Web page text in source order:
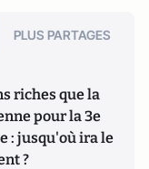
PLUS PARTAGES
riches que la
pour la 3e
: jusqu'où ira le
?